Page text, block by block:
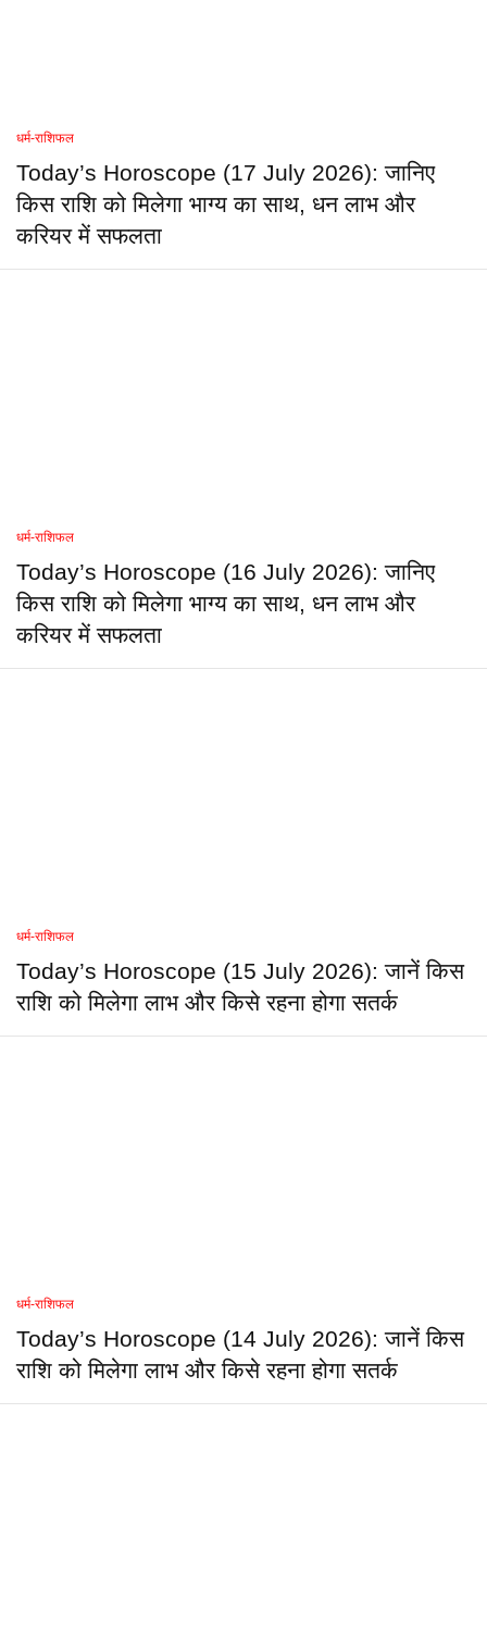
धर्म-राशिफल
Today’s Horoscope (17 July 2026): जानिए
किस राशि को मिलेगा भाग्य का साथ, धन लाभ और
करियर में सफलता
धर्म-राशिफल
Today’s Horoscope (16 July 2026): जानिए
किस राशि को मिलेगा भाग्य का साथ, धन लाभ और
करियर में सफलता
धर्म-राशिफल
Today’s Horoscope (15 July 2026): जानें किस
राशि को मिलेगा लाभ और किसे रहना होगा सतर्क
धर्म-राशिफल
Today’s Horoscope (14 July 2026): जानें किस
राशि को मिलेगा लाभ और किसे रहना होगा सतर्क